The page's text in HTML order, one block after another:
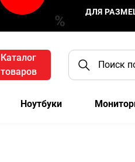
ДЛЯ
Каталог
товаров
Ноутбуки